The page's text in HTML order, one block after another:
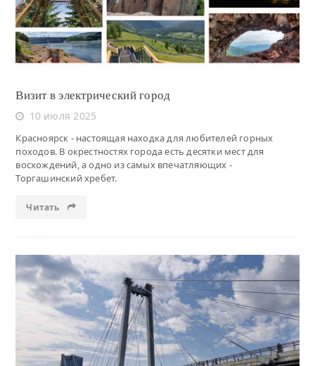
Визит в электрический город
10 июля 2025
Красноярск - настоящая находка для любителей горных
походов. В окрестностях города есть десятки мест для
восхождений, а одно из самых впечатляющих -
Торгашинский хребет.
Читать
Читать